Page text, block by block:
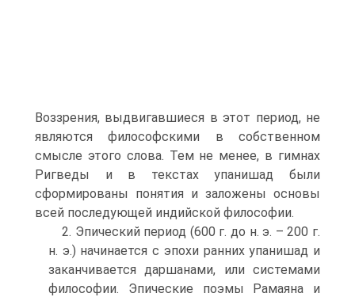
Воззрения, выдвигавшиеся в этот период, не
являются философскими в собственном
смысле этого слова. Тем не менее, в гимнах
Ригведы и в текстах упанишад были
сформированы понятия и заложены основы
всей последующей индийской философии.
2. Эпический период (600 г. до н. э. – 200 г.
н. э.) начинается с эпохи ранних упанишад и
заканчивается даршанами, или системами
философии. Эпические поэмы Рамаяна и